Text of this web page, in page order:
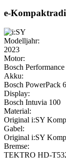
e-Kompaktrad
Modelljahr:
2023
Motor:
Bosch
Akku:
Bosch PowerPack
Display:
Bosch Intuvia 100
Material:
Original i:SY
Gabel:
Original i:SY
Bremse:
TEKTRO HD-